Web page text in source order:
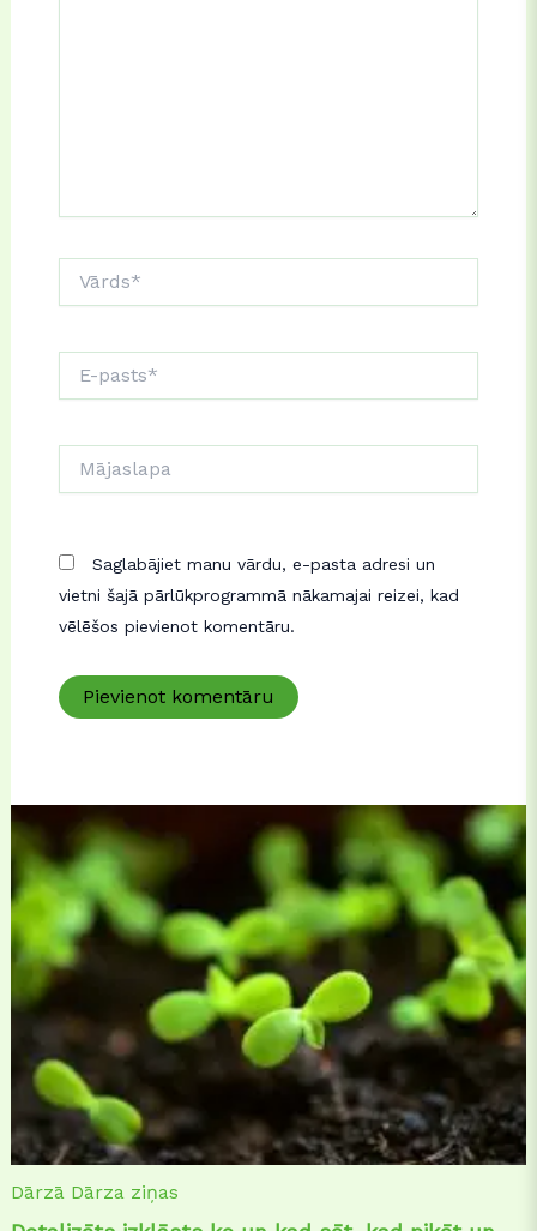
pasts*
Saglabājiet manu vārdu, e-pasta adresi un
vietni šajā pārlūkprogrammā nākamajai reizei, kad
vēlēšos pievienot komentāru.
Dārzā Dārza ziņas